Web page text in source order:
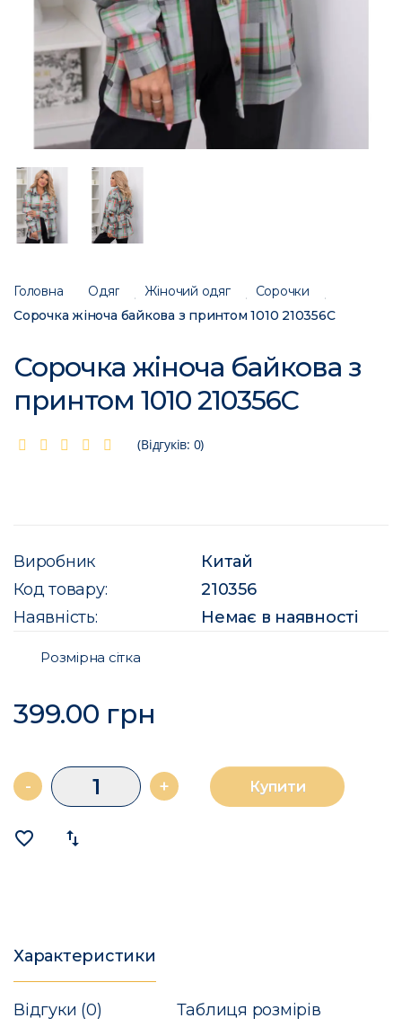
Головна Одяг Жіночий одяг
Сорочки
Сорочка жіноча байкова з принтом 1010 210356C
Сорочка жіноча байкова з
принтом 1010 210356C
(Відгуків: 0)
Виробник
Китай
Код товару:
210356
Наявність:
Немає в наявності
Розмірна сітка
399.00 грн
- + Купити
favorite_border import_export
Характеристики
Відгуки (0) Таблиця розмірів